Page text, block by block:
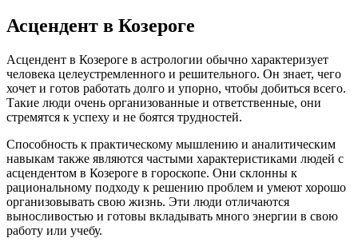
Асцендент в Козероге
Асцендент в Козероге в астрологии обычно характеризует
человека целеустремленного и решительного. Он знает, чего
хочет и готов работать долго и упорно, чтобы добиться всего.
Такие люди очень организованные и ответственные, они
стремятся к успеху и не боятся трудностей.
Способность к практическому мышлению и аналитическим
навыкам также являются частыми характеристиками людей с
асцендентом в Козероге в гороскопе. Они склонны к
рациональному подходу к решению проблем и умеют хорошо
организовывать свою жизнь. Эти люди отличаются
выносливостью и готовы вкладывать много энергии в свою
работу или учебу.